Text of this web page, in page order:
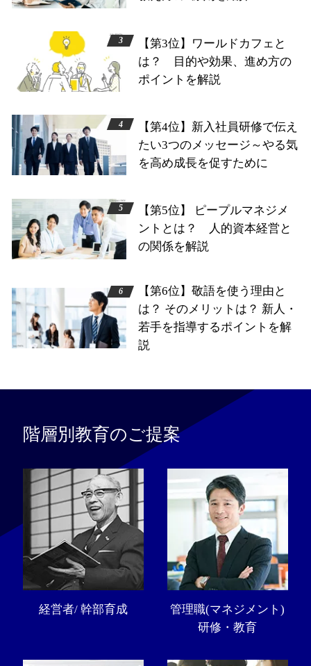
【第3位】ワールドカフェと
は？ 目的や効果、進め方の
ポイントを解説
【第4位】新入社員研修で伝え
たい3つのメッセージ～やる気
を高め成長を促すために
【第5位】 ピープルマネジメ
ントとは？ 人的資本経営と
の関係を解説
【第6位】敬語を使う理由と
は？ そのメリットは？ 新人・
若手を指導するポイントを解
説
階層別教育のご提案
経営者/ 幹部育成
管理職(マネジメント)
研修・教育